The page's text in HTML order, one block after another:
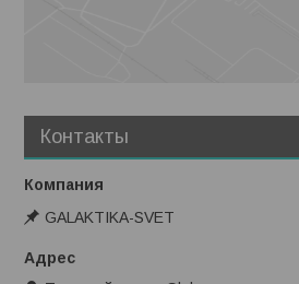
Контакты
GALAKTIKA-SVET